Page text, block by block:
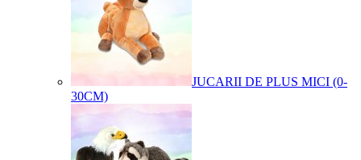
JUCARII DE PLUS MICI (0-
30CM)